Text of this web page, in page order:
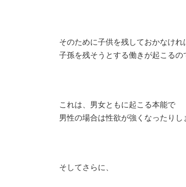
そのために子供を残しておかなけれ
子孫を残そうとする働きが起こるの
これは、男女ともに起こる本能で
男性の場合は性欲が強くなったりし
そしてさらに、